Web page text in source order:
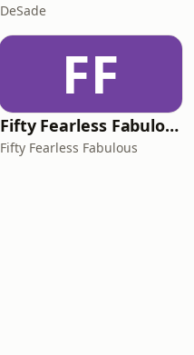
DeSade
FF
Fifty Fearless Fabulous - der Podcast für Frauen mitten im Leben
Fifty Fearless Fabulous